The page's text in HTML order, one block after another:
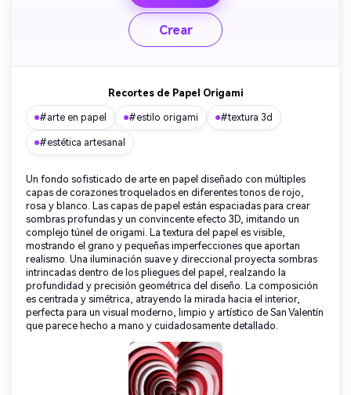
Crear
Recortes de Papel Origami
#arte en papel #estilo origami #textura 3d
#estética artesanal
Un fondo sofisticado de arte en papel diseñado con múltiples
capas de corazones troquelados en diferentes tonos de rojo,
rosa y blanco. Las capas de papel están espaciadas para crear
sombras profundas y un convincente efecto 3D, imitando un
complejo túnel de origami. La textura del papel es visible,
mostrando el grano y pequeñas imperfecciones que aportan
realismo. Una iluminación suave y direccional proyecta sombras
intrincadas dentro de los pliegues del papel, realzando la
profundidad y precisión geométrica del diseño. La composición
es centrada y simétrica, atrayendo la mirada hacia el interior,
perfecta para un visual moderno, limpio y artístico de San Valentín
que parece hecho a mano y cuidadosamente detallado.